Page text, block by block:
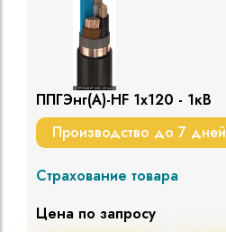
ППГЭнг(A)-HF 1х120 - 1кВ
Производство до 7 дней
Страхование товара
Цена по запросу